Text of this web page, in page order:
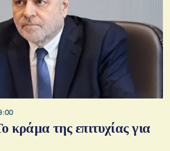
κράμα της επιτυχίας για